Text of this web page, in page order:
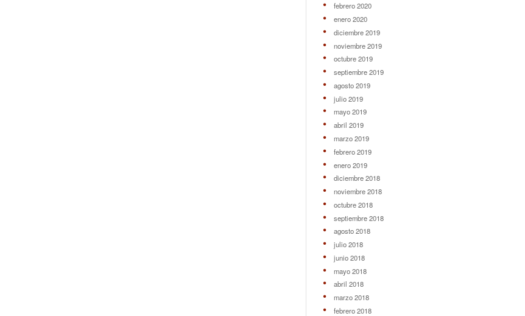
febrero 2020
enero 2020
diciembre 2019
noviembre 2019
octubre 2019
septiembre 2019
agosto 2019
julio 2019
mayo 2019
abril 2019
marzo 2019
febrero 2019
enero 2019
diciembre 2018
noviembre 2018
octubre 2018
septiembre 2018
agosto 2018
julio 2018
junio 2018
mayo 2018
abril 2018
marzo 2018
febrero 2018